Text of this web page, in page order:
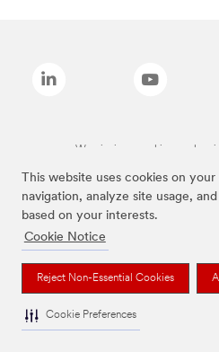
This website uses cookies on
navigation, analyze site usage,
based on your interests.
Cookie Notice
Reject Non-Essential Cookies
Cookie Preferences
Wymienione marki są